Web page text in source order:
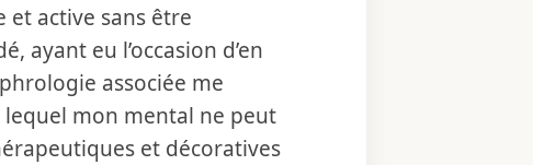
et active sans être
ayant eu l’occasion d’en
associée me
mon mental ne peut
et décoratives